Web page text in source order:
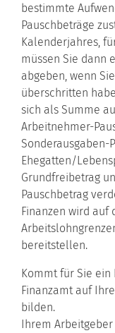
bestimmte
Pauschbeträge
Kalenderjahres,
müssen Sie dann
abgeben, wenn
überschritten
sich als Summe
Arbeitnehmer-
Sonderausgaben-
Ehegatten/
Grundfreibetrag
Pauschbetrag
Finanzen wird auf
bereitstellen.
Kommt für Sie ein
Finanzamt auf
bilden.
Ihrem Arbeitgeber